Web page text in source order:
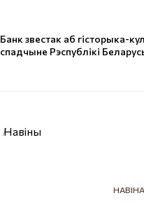
Банк звестак аб гісторыка-
спадчыне Рэспублікі
Навіны
НАВІНА